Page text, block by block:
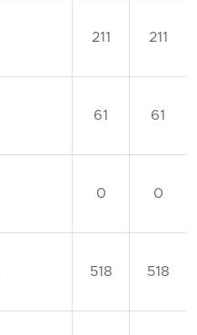
211 211
61 61
0 0
518 518